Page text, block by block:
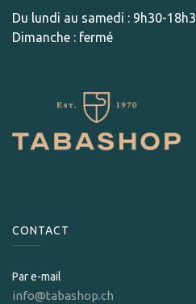
Du lundi au samedi : 9h30-
Dimanche : fermé
CONTACT
Par e-mail
info@tabashop.ch